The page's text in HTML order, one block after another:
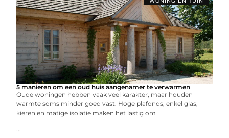
5 manieren om een oud huis aangenamer te verwarmen
Oude woningen hebben vaak veel karakter, maar houden
warmte soms minder goed vast. Hoge plafonds, enkel glas,
kieren en matige isolatie maken het lastig om
...